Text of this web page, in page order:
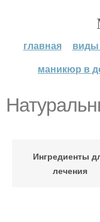
главная
маникюр в
Ингредиенты
лечения